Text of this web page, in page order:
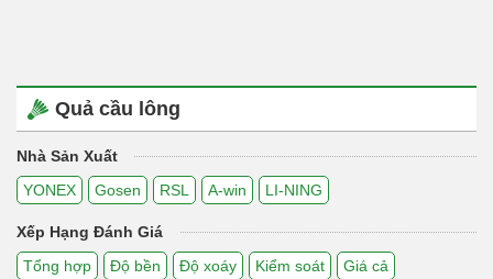
Quả cầu lông
Nhà Sản Xuất
YONEX
Gosen RSL A-win LI-NING
Xếp Hạng Đánh Giá
Tổng hợp
Độ bền Độ xoáy Kiểm soát Giá cả